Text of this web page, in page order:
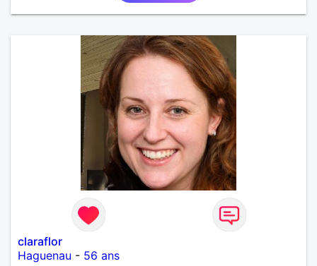
claraflor
Haguenau - 56 ans